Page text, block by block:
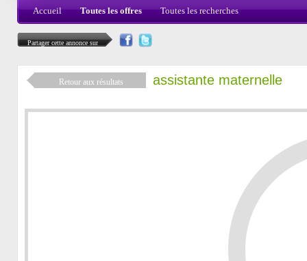
Accueil Toutes les offres Toutes les recherches
Partager cette annonce sur
Retour aux résultats assistante maternelle